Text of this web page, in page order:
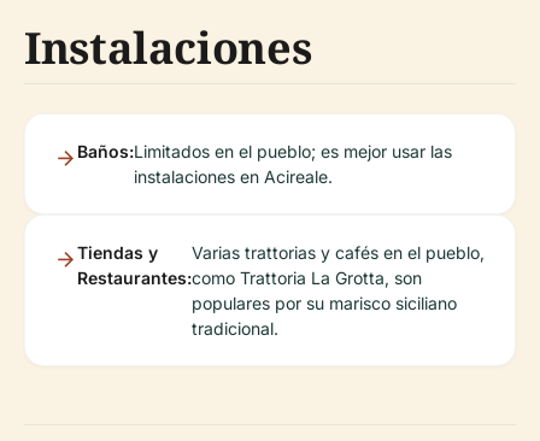
Instalaciones
Baños:Limitados en el pueblo; es mejor usar las
instalaciones en Acireale.
Tiendas y
Restaurantes:
Varias trattorias y cafés en el pueblo,
como Trattoria La Grotta, son
populares por su marisco siciliano
tradicional.